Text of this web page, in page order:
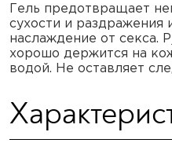
Гель предотвращает
сухости и
наслаждение от секса.
хорошо держится на
водой. Не оставляет